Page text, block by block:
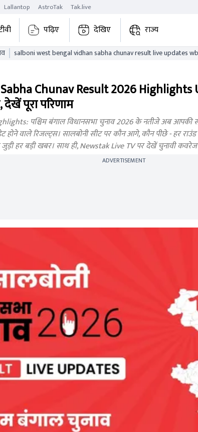
Lallantop AstroTak Tak.live
पढ़िए देखिए राज्य
salboni west bengal vidhan sabha chunav result
Chunav Result 2026 Highlights
देखें पूरा परिणाम
पश्चिम बंगाल विधानसभा चुनाव 2026 के नतीजे अब आपकी
वाले रिजल्ट्स। सालबोनी सीट पर कौन आगे, कौन पीछे - हर राउंड
हर बड़ी खबर। साथ ही, Newstak Live TV पर देखें चुनावी
ADVERTISEMENT